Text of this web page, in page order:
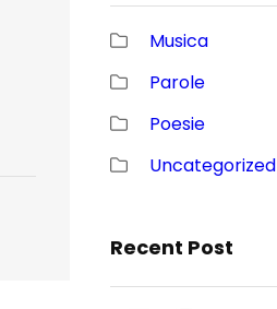
Musica
Parole
Poesie
Uncategorized
Recent Post